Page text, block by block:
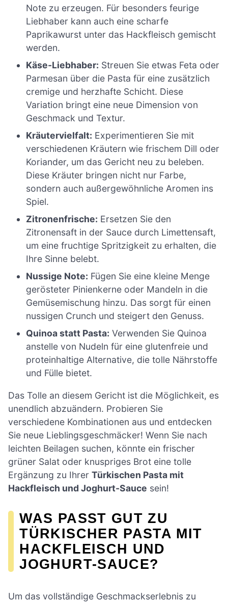
Note zu erzeugen. Für besonders feurige
Liebhaber kann auch eine scharfe
Paprikawurst unter das Hackfleisch gemischt
werden.
Käse-Liebhaber: Streuen Sie etwas Feta oder
Parmesan über die Pasta für eine zusätzlich
cremige und herzhafte Schicht. Diese
Variation bringt eine neue Dimension von
Geschmack und Textur.
Kräutervielfalt: Experimentieren Sie mit
verschiedenen Kräutern wie frischem Dill oder
Koriander, um das Gericht neu zu beleben.
Diese Kräuter bringen nicht nur Farbe,
sondern auch außergewöhnliche Aromen ins
Spiel.
Zitronenfrische: Ersetzen Sie den
Zitronensaft in der Sauce durch Limettensaft,
um eine fruchtige Spritzigkeit zu erhalten, die
Ihre Sinne belebt.
Nussige Note: Fügen Sie eine kleine Menge
gerösteter Pinienkerne oder Mandeln in die
Gemüsemischung hinzu. Das sorgt für einen
nussigen Crunch und steigert den Genuss.
Quinoa statt Pasta: Verwenden Sie Quinoa
anstelle von Nudeln für eine glutenfreie und
proteinhaltige Alternative, die tolle Nährstoffe
und Fülle bietet.
Das Tolle an diesem Gericht ist die Möglichkeit, es
unendlich abzuändern. Probieren Sie
verschiedene Kombinationen aus und entdecken
Sie neue Lieblingsgeschmäcker! Wenn Sie nach
leichten Beilagen suchen, könnte ein frischer
grüner Salat oder knuspriges Brot eine tolle
Ergänzung zu Ihrer Türkischen Pasta mit
Hackfleisch und Joghurt-Sauce sein!
WAS PASST GUT ZU
TÜRKISCHER PASTA MIT
HACKFLEISCH UND
JOGHURT-SAUCE?
Um das vollständige Geschmackserlebnis zu